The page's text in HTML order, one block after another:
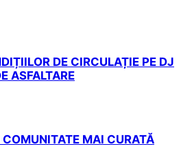
DE CIRCULAȚIE PE DJ
ASFALTARE
COMUNITATE MAI CURATĂ